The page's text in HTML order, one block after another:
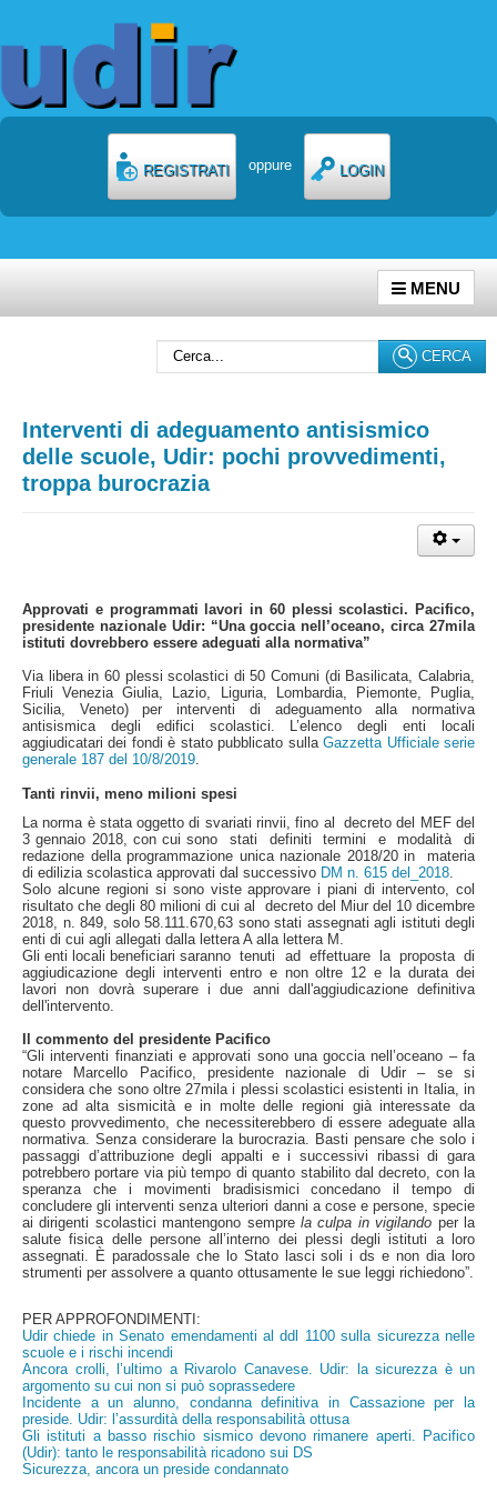
REGISTRATI oppure LOGIN
MENU
CERCA
Interventi di adeguamento antisismico
delle scuole, Udir: pochi provvedimenti,
troppa burocrazia
Approvati e programmati lavori in 60 plessi scolastici. Pacifico,
presidente nazionale Udir: “Una goccia nell’oceano, circa 27mila
istituti dovrebbero essere adeguati alla normativa”
Via libera in 60 plessi scolastici di 50 Comuni (di Basilicata, Calabria,
Friuli Venezia Giulia, Lazio, Liguria, Lombardia, Piemonte, Puglia,
Sicilia, Veneto) per interventi di adeguamento alla normativa
antisismica degli edifici scolastici. L’elenco degli enti locali
aggiudicatari dei fondi è stato pubblicato sullaGazzetta Ufficiale serie
generale 187 del 10/8/2019.
Tanti rinvii, meno milioni spesi
La norma è stata oggetto di svariati rinvii, fino al decreto del MEF del
3 gennaio 2018, con cui sono stati definiti termini e modalità di
redazione della programmazione unica nazionale 2018/20 in materia
di edilizia scolastica approvati dal successivo DM n. 615 del_2018.
Solo alcune regioni si sono viste approvare i piani di intervento, col
risultato che degli 80 milioni di cui al decreto del Miur del 10 dicembre
2018, n. 849, solo 58.111.670,63 sono stati assegnati agli istituti degli
enti di cui agli allegati dalla lettera A alla lettera M.
Gli enti locali beneficiari saranno tenuti ad effettuare la proposta di
aggiudicazione degli interventi entro e non oltre 12 e la durata dei
lavori non dovrà superare i due anni dall'aggiudicazione definitiva
dell'intervento.
Il commento del presidente Pacifico
“Gli interventi finanziati e approvati sono una goccia nell’oceano – fa
notare Marcello Pacifico, presidente nazionale di Udir – se si
considera che sono oltre 27mila i plessi scolastici esistenti in Italia, in
zone ad alta sismicità e in molte delle regioni già interessate da
questo provvedimento, che necessiterebbero di essere adeguate alla
normativa. Senza considerare la burocrazia. Basti pensare che solo i
passaggi d’attribuzione degli appalti e i successivi ribassi di gara
potrebbero portare via più tempo di quanto stabilito dal decreto, con la
speranza che i movimenti bradisismici concedano il tempo di
concludere gli interventi senza ulteriori danni a cose e persone, specie
ai dirigenti scolastici mantengono sempre la culpa in vigilando per la
salute fisica delle persone all’interno dei plessi degli istituti a loro
assegnati. È paradossale che lo Stato lasci soli i ds e non dia loro
strumenti per assolvere a quanto ottusamente le sue leggi richiedono”.
PER APPROFONDIMENTI:
Udir chiede in Senato emendamenti al ddl 1100 sulla sicurezza nelle
scuole e i rischi incendi
Ancora crolli, l’ultimo a Rivarolo Canavese. Udir: la sicurezza è un
argomento su cui non si può soprassedere
Incidente a un alunno, condanna definitiva in Cassazione per la
preside. Udir: l’assurdità della responsabilità ottusa
Gli istituti a basso rischio sismico devono rimanere aperti. Pacifico
(Udir): tanto le responsabilità ricadono sui DS
Sicurezza, ancora un preside condannato